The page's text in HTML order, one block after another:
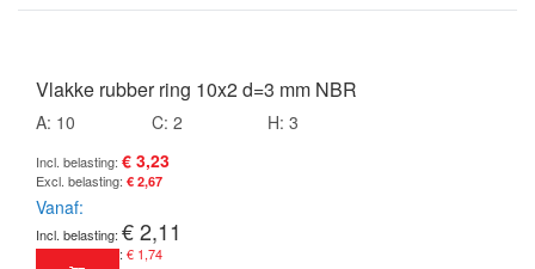
Vlakke rubber ring 10x2 d=3 mm NBR
A: 10 C: 2
H: 3
€ 3,23
€ 2,67
Vanaf
€ 2,11
€ 1,74